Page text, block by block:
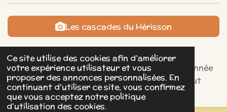
Ce site utilise des cookies afin d’améliorer
votre expérience utilisateur et vous
proposer des annonces personnalisées. En
continuant d'utiliser ce site, vous confirmez
que vous acceptez notre politique
d’utilisation des cookies.
Les cascades du Hérisson
Au milieu de la forêt, un petit chemin de randonnée
qui longe les nombreuses cascades. Un lieu tout
simplement magique et paisible...